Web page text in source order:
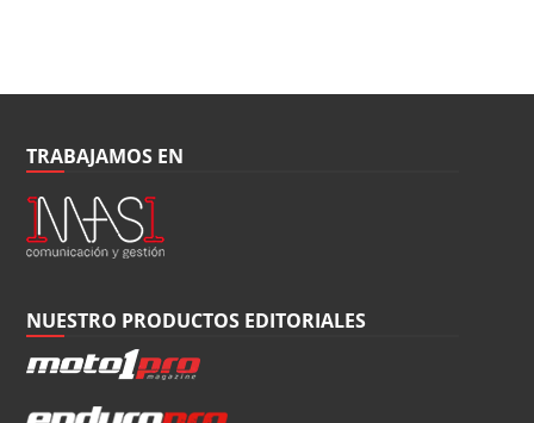
TRABAJAMOS EN
NUESTRO PRODUCTOS EDITORIALES